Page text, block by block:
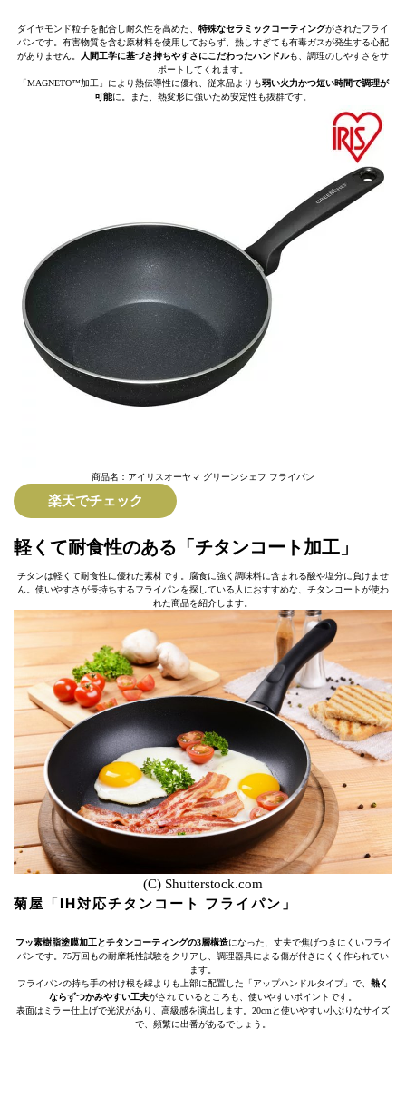
ダイヤモンド粒子を配合し耐久性を高めた、 特殊なセラミックコーティングがされたフライ
パンです。有害物質を含む原材料を使用しておらず、熱しすぎても有毒ガスが発生する心配
がありません。 人間工学に基づき持ちやすさにこだわったハンドルも、調理のしやすさをサ
ポートしてくれます。
「MAGNETO™加工」により熱伝導性に優れ、従来品よりも弱い火力かつ短い時間で調理が
可能に。また、熱変形に強いため安定性も抜群です。
商品名：アイリスオーヤマ グリーンシェフ フライパン
楽天でチェック
軽くて耐食性のある「チタンコート加工」
チタンは軽くて耐食性に優れた素材です。腐食に強く調味料に含まれる酸や塩分に負けませ
ん。使いやすさが長持ちするフライパンを探している人におすすめな、チタンコートが使わ
れた商品を紹介します。
(C) Shutterstock.com
菊屋「IH対応チタンコート フライパン」
フッ素樹脂塗膜加工とチタンコーティングの3層構造になった、丈夫で焦げつきにくいフライ
パンです。75万回もの耐摩耗性試験をクリアし、調理器具による傷が付きにくく作られてい
ます。
フライパンの持ち手の付け根を縁よりも上部に配置した「アップハンドルタイプ」で、 熱く
ならずつかみやすい工夫がされているところも、使いやすいポイントです。
表面はミラー仕上げで光沢があり、高級感を演出します。20cmと使いやすい小ぶりなサイズ
で、頻繁に出番があるでしょう。